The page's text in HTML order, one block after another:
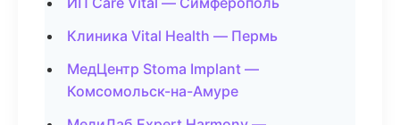
Клиника Vital Health — Пермь
МедЦентр Stoma Implant —
Комсомольск-на-Амуре